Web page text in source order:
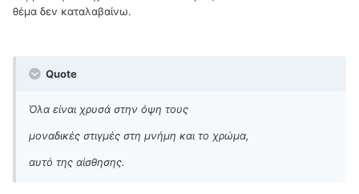
θέμα δεν καταλαβαίνω.
Quote
Όλα είναι χρυσά στην όψη τους
μοναδικές στιγμές στη μνήμη και το χρώμα,
αυτό της αίσθησης.